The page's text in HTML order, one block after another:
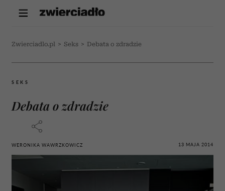
Zwierciadlo.pl > Seks > Debata o zdradzie
SEKS
Debata o zdradzie
WERONIKA WAWRZKOWICZ 13 MAJA 2014